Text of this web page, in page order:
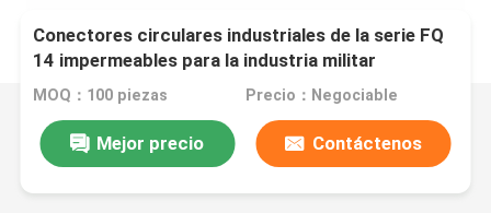
Conectores circulares industriales de la serie FQ
14 impermeables para la industria militar
MOQ：100 piezas Precio：Negociable
Mejor precio Contáctenos